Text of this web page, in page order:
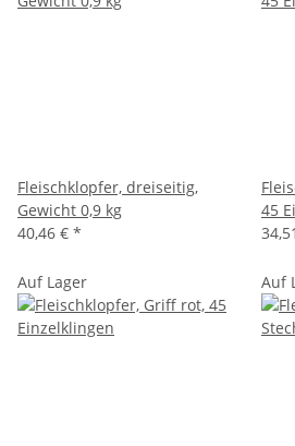
Fleischklopfer, dreiseitig,
Gewicht 0,9 kg
40,46 € *
45
Auf Lager Auf